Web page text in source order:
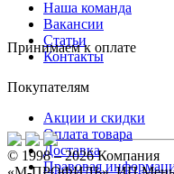
Наша команда
Вакансии
Статьи
Контакты
Покупателям
Акции и скидки
Оплата товара
Доставка
Правовая
Принимаем к оплате
© 1998 – 2026 Компания